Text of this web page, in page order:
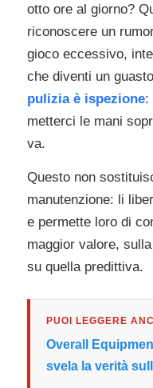
otto ore al giorno?
riconoscere un
gioco eccessivo,
che diventi un
pulizia è ispezione:
metterci le mani
va.
Questo non
manutenzione: li
e permette loro di
maggior valore, sulla
su quella predittiva.
PUOI LEGGERE
Overall
svela la verità